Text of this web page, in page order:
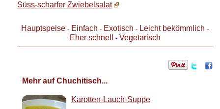
Süss-scharfer Zwiebelsalat
Hauptspeise - Einfach - Exotisch - Leicht bekömmlich -
Eher schnell - Vegetarisch
Mehr auf Chuchitisch...
Karotten-Lauch-Suppe